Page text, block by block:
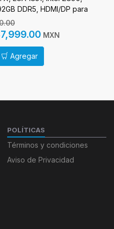
DDR5, HDMI/DP para
MXN
Agregar
POLÍTICAS
Términos y condiciones
Aviso de Privacidad